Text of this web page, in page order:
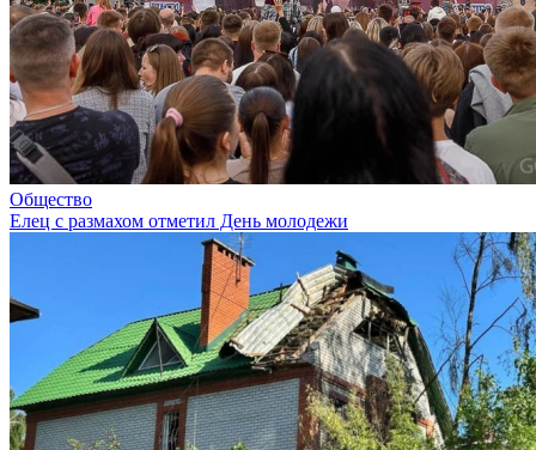
Общество
Елец с размахом отметил День молодежи